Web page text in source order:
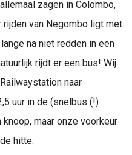
zagen in Colombo,
van Negombo ligt met
na niet redden in een
rijdt er een bus! Wij
naar
uur in de (snelbus (!)
maar onze voorkeur
hitte.